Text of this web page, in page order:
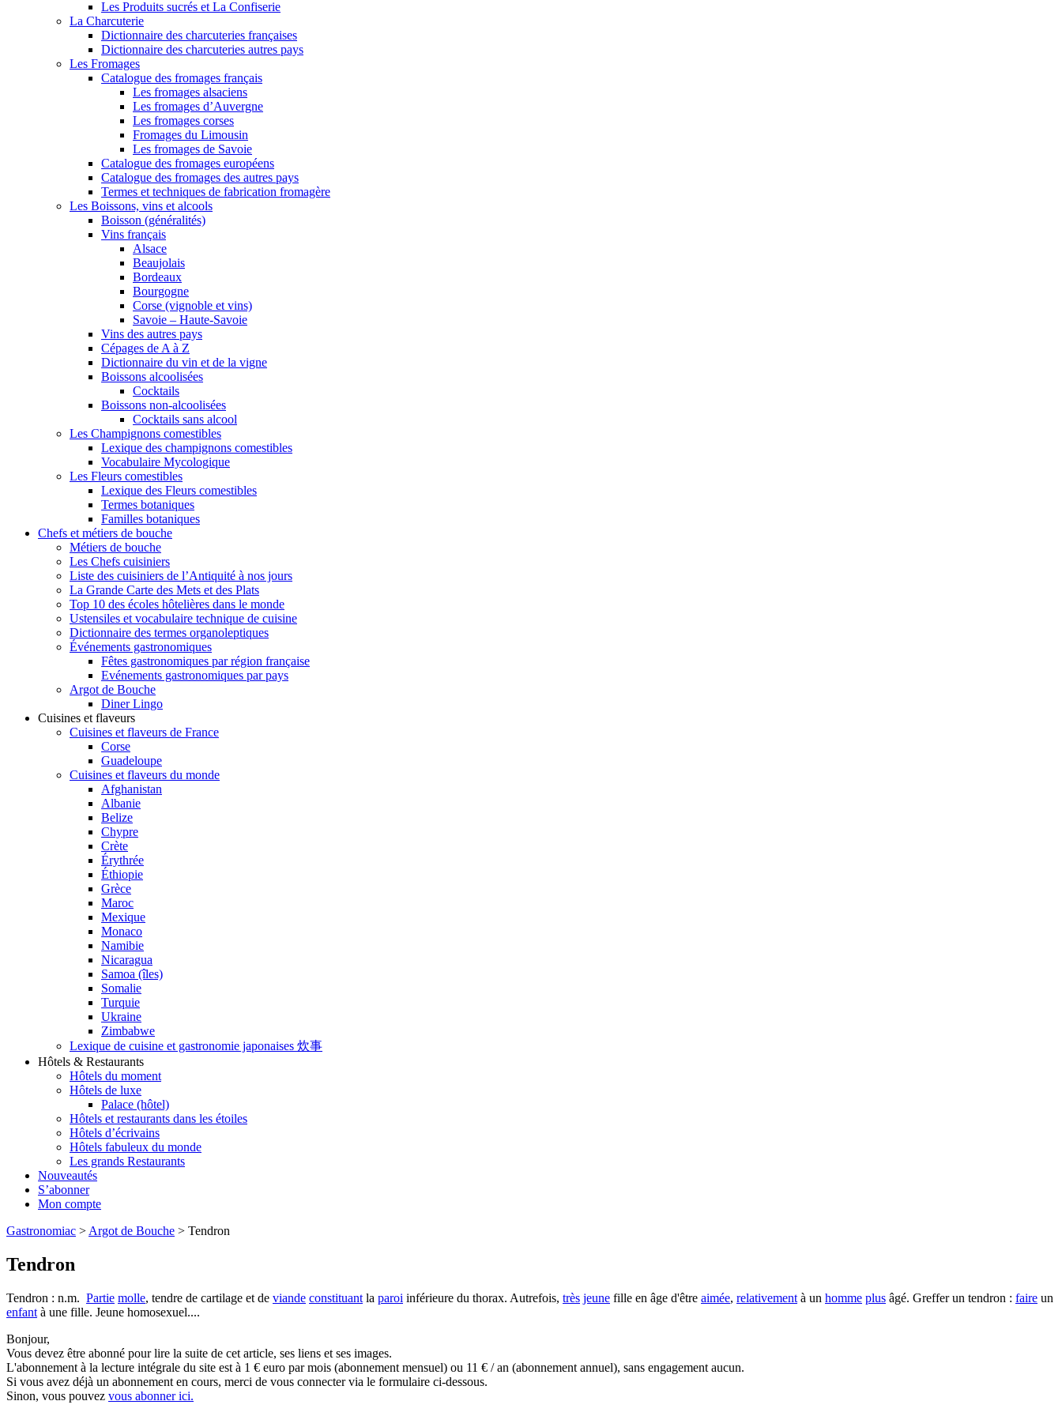
Les Produits sucrés et La Confiserie
La Charcuterie
Dictionnaire des charcuteries françaises
Dictionnaire des charcuteries autres pays
Les Fromages
Catalogue des fromages français
Les fromages alsaciens
Les fromages d’Auvergne
Les fromages corses
Fromages du Limousin
Les fromages de Savoie
Catalogue des fromages européens
Catalogue des fromages des autres pays
Termes et techniques de fabrication fromagère
Les Boissons, vins et alcools
Boisson (généralités)
Vins français
Alsace
Beaujolais
Bordeaux
Bourgogne
Corse (vignoble et vins)
Savoie – Haute-Savoie
Vins des autres pays
Cépages de A à Z
Dictionnaire du vin et de la vigne
Boissons alcoolisées
Cocktails
Boissons non-alcoolisées
Cocktails sans alcool
Les Champignons comestibles
Lexique des champignons comestibles
Vocabulaire Mycologique
Les Fleurs comestibles
Lexique des Fleurs comestibles
Termes botaniques
Familles botaniques
Chefs et métiers de bouche
Métiers de bouche
Les Chefs cuisiniers
Liste des cuisiniers de l’Antiquité à nos jours
La Grande Carte des Mets et des Plats
Top 10 des écoles hôtelières dans le monde
Ustensiles et vocabulaire technique de cuisine
Dictionnaire des termes organoleptiques
Événements gastronomiques
Fêtes gastronomiques par région française
Evénements gastronomiques par pays
Argot de Bouche
Diner Lingo
Cuisines et flaveurs
Cuisines et flaveurs de France
Corse
Guadeloupe
Cuisines et flaveurs du monde
Afghanistan
Albanie
Belize
Chypre
Crète
Érythrée
Éthiopie
Grèce
Maroc
Mexique
Monaco
Namibie
Nicaragua
Samoa (îles)
Somalie
Turquie
Ukraine
Zimbabwe
Lexique de cuisine et gastronomie japonaises 炊事
Hôtels & Restaurants
Hôtels du moment
Hôtels de luxe
Palace (hôtel)
Hôtels et restaurants dans les étoiles
Hôtels d’écrivains
Hôtels fabuleux du monde
Les grands Restaurants
Nouveautés
S’abonner
Mon compte
Gastronomiac > Argot de Bouche > Tendron
Tendron
Tendron : n.m. Partie molle, tendre de cartilage et de viande constituant la paroi inférieure du thorax. Autrefois, très jeune fille en âge d'être aimée, relativement à un homme plus âgé. Greffer un tendron : faire un
enfant à une fille. Jeune homosexuel....
Bonjour,
Vous devez être abonné pour lire la suite de cet article, ses liens et ses images.
L'abonnement à la lecture intégrale du site est à 1 € euro par mois (abonnement mensuel) ou 11 € / an (abonnement annuel), sans engagement aucun.
Si vous avez déjà un abonnement en cours, merci de vous connecter via le formulaire ci-dessous.
Sinon, vous pouvez vous abonner ici.